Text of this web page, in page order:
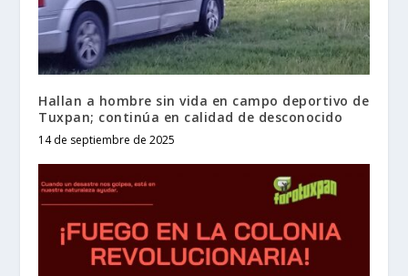
Hallan a hombre sin vida en campo deportivo de
Tuxpan; continúa en calidad de desconocido
14 de septiembre de 2025